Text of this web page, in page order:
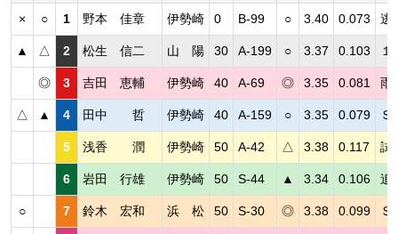
× ○ 1 野本 佳章 伊勢崎 0 B-99 ○ 3.40 0.073 逃
▲ △ 2 松生 信二 山 陽 30 A-199 ○ 3.37 0.103 １
◎ 3 吉田 恵輔 伊勢崎 40 A-69 ◎ 3.35 0.081 雨
△ ▲ 4 田中 哲 伊勢崎 40 A-159 ○ 3.35 0.079 Ｓ
5 浅香 潤 伊勢崎 50 A-42 △ 3.38 0.117 試
6 岩田 行雄 伊勢崎 50 S-44 ▲ 3.34 0.106 追
○ 7 鈴木 宏和 浜 松 50 S-30 ◎ 3.38 0.099 Ｓ